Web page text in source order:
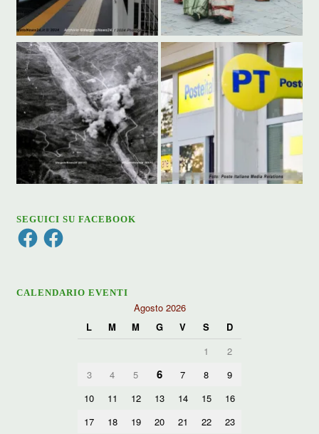
SEGUICI SU FACEBOOK
FacebookFacebook
CALENDARIO EVENTI
Agosto 2026
L
M M G V S
D
1
2
3
4 5 6 7 8
9
10
11 12 13 14 15
16
17
18 19 20 21 22
23